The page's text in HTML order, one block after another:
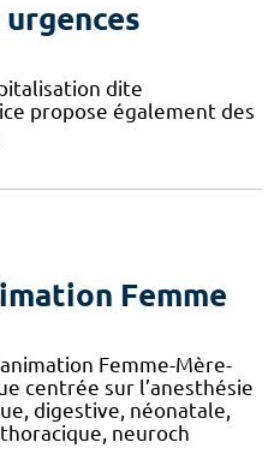
dite
propose également des
Femme
Femme-Mère-
centrée sur l’anesthésie
digestive, néonatale,
neuroch